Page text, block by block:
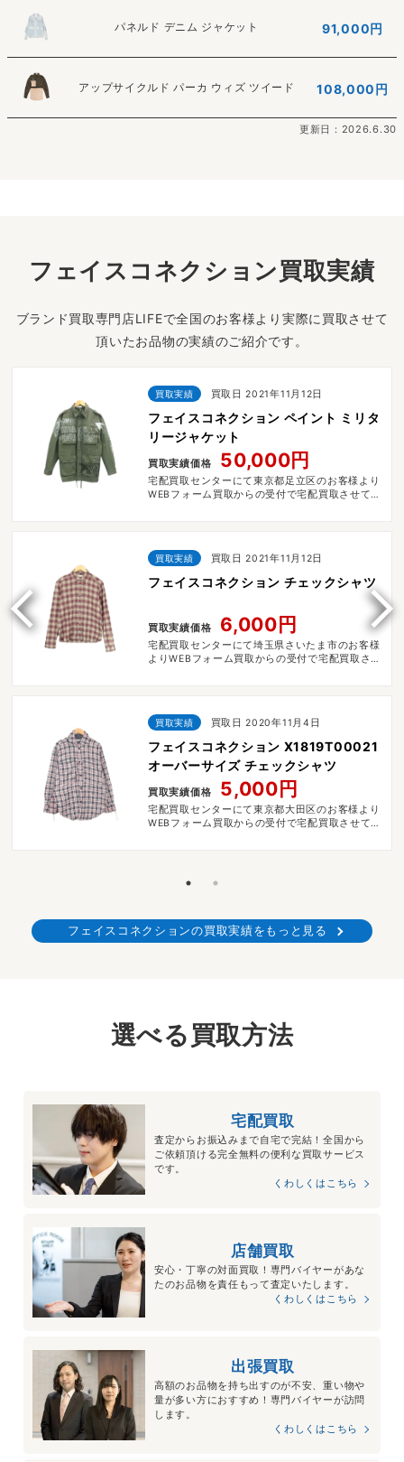
パネルド デニム ジャケット 91,000円
アップサイクルド パーカ ウィズ ツイード 108,000円
更新日：2026.6.30
フェイスコネクション買取実績
ブランド買取専門店LIFEで全国のお客様より実際に買取させて
頂いたお品物の実績のご紹介です。
買取実績 買取日 2021年11月12日
フェイスコネクション ペイント ミリタ
リージャケット
買取実績価格 50,000円
宅配買取センターにて東京都足立区のお客様より
WEBフォーム買取からの受付で宅配買取させてい
買取実績 買取日 2021年11月12日
フェイスコネクション チェックシャツ
買取実績価格 6,000円
宅配買取センターにて埼玉県さいたま市のお客様
よりWEBフォーム買取からの受付で宅配買取させ
買取実績 買取日 2020年11月4日
フェイスコネクション X1819T00021
オーバーサイズ チェックシャツ
買取実績価格 5,000円
宅配買取センターにて東京都大田区のお客様より
WEBフォーム買取からの受付で宅配買取させてい
フェイスコネクションの買取実績をもっと見る
選べる買取方法
宅配買取
査定からお振込みまで自宅で完結！全国から
ご依頼頂ける完全無料の便利な買取サービス
です。
くわしくはこちら
店舗買取
安心・丁寧の対面買取！専門バイヤーがあな
たのお品物を責任もって査定いたします。
くわしくはこちら
出張買取
高額のお品物を持ち出すのが不安、重い物や
量が多い方におすすめ！専門バイヤーが訪問
します。
くわしくはこちら